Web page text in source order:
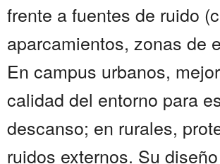
frente a fuentes de ruido
aparcamientos, zonas de
En campus urbanos,
calidad del entorno para
descanso; en rurales,
ruidos externos. Su